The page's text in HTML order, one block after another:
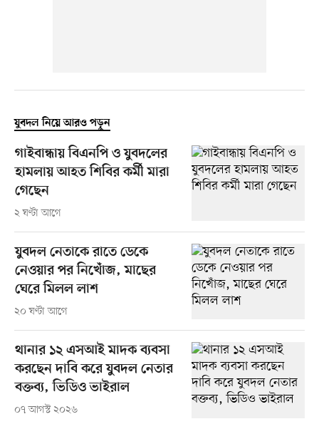
যুবদল নিয়ে আরও পড়ুন
গাইবান্ধায় বিএনপি ও যুবদলের
হামলায় আহত শিবির কর্মী মারা
গেছেন
২ ঘণ্টা আগে
যুবদল নেতাকে রাতে ডেকে
নেওয়ার পর নিখোঁজ, মাছের
ঘেরে মিলল লাশ
২০ ঘণ্টা আগে
থানার ১২ এসআই মাদক ব্যবসা
করছেন দাবি করে যুবদল নেতার
বক্তব্য, ভিডিও ভাইরাল
০৭ আগস্ট ২০২৬